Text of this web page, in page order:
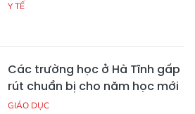
Y TẾ
Các trường học ở Hà Tĩnh gấp
rút chuẩn bị cho năm học mới
GIÁO DỤC